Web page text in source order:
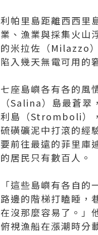
利帕里島距離西西里
業、漁業與採集火山
的米拉佐（Milazzo
陷入幾天無電可用的
七座島嶼各有各的風
（Salina）島最蒼
利島（Stromboli）
硫磺礦泥中打滾的經
要前往最遠的菲里
的居民只有數百人。
「這些島嶼有各自
路邊的階梯打瞌睡，
在沒那麼容易了。」
俯視漁船在漲潮時分